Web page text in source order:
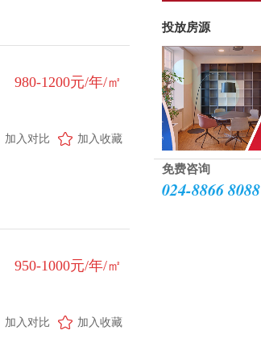
980-1200元/年/㎡
加入收藏
加入对比
950-1000元/年/㎡
加入收藏
加入对比
投放房源
免费咨询
024-8866 8088